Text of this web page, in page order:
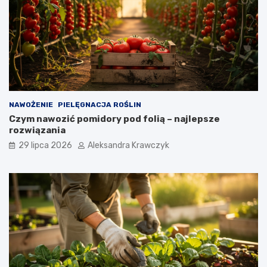
NAWOŻENIE PIELĘGNACJA ROŚLIN
Czym nawozić pomidory pod folią – najlepsze
rozwiązania
29 lipca 2026 Aleksandra Krawczyk